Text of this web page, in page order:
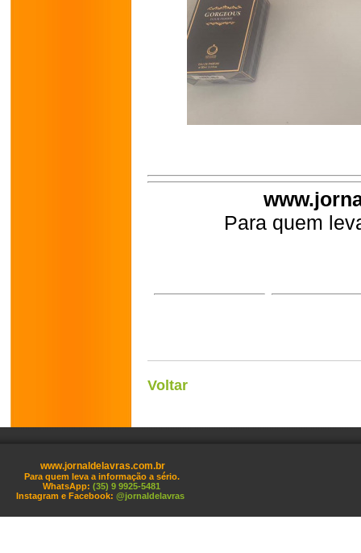
Para quem
Voltar
www.jornaldelavras.com.br
Para quem leva a informação a sério.
WhatsApp: (35) 9 9925-5481
Instagram e Facebook: @jornaldelavras